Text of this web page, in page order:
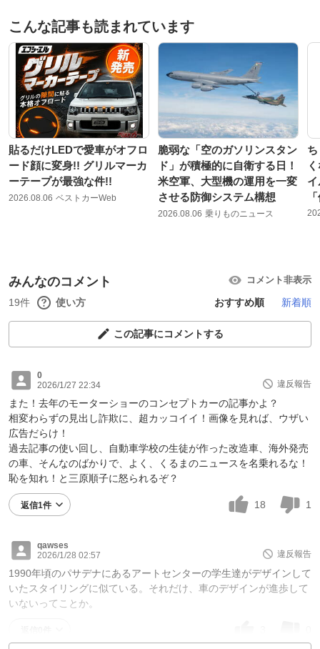
こんな記事も読まれています
貼るだけLEDで愛車がオフロ
ード顔に変身!! グリルマーカ
ーテープが最強な件!!
2026.08.06 ベストカーWeb
脆弱な「空のガソリンスタン
ド」が積極的に自衛する日！
米空軍、大型機の運用を一変
させる防御システム構想
2026.08.06 乗りものニュース
みんなのコメント コメント非表示
19件 使い方 おすすめ順 新着順
この記事にコメントする
0
2026/1/27 22:34
違反報告
また！去年のモーターショーのコンセプトカーの記事かよ？
相変わらずの見出し詐欺に、超カッコイイ！画像を見れば、ウザい
広告だらけ！
過去記事の使い回し、自動車学校の生徒が作った改造車、海外発売
の車、そんなのばかりで、よく、くるまのニュースを名乗れるな！
恥を知れ！と三原順子に怒られるぞ？
返信1件 18 1
qawses
2026/1/28 02:57
違反報告
1990年頃のパサデナにあるアートセンターの学生達がデザインして
いたスタイリングに似ている。それだけ、車のデザインが進歩して
いないってことか。